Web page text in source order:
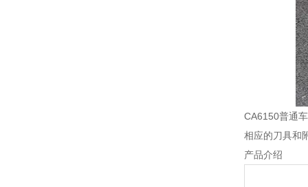
CA6150普通
相应的刀具和
产品介绍